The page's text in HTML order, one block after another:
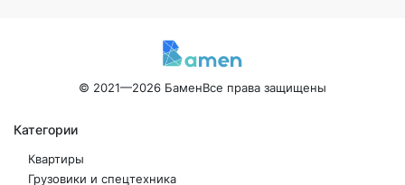
© 2021—2026 БаменВсе права защищены
Категории
Квартиры
Грузовики и спецтехника